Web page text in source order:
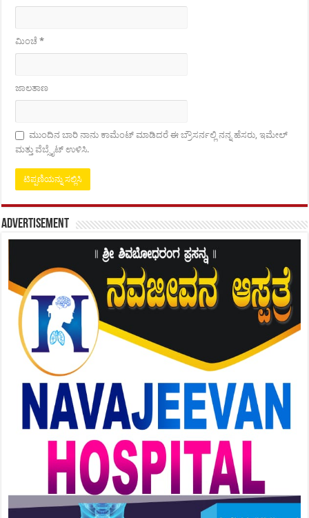
ಮಿಂಚೆ*
ಜಾಲತಾಣ
ಮುಂದಿನ ಬಾರಿ ನಾನು ಕಾಮೆಂಟ್ ಮಾಡಿದರೆ ಈ ಬ್ರೌಸರ್ನಲ್ಲಿ ನನ್ನ ಹೆಸರು, ಇಮೇಲ್
ಮತ್ತು ವೆಬ್ಸೈಟ್ ಉಳಿಸಿ.
Advertisement